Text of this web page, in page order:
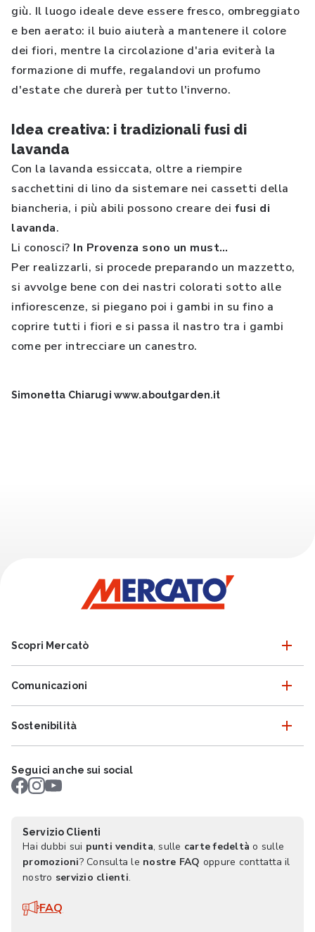
giù. Il luogo ideale deve essere fresco, ombreggiato
e ben aerato: il buio aiuterà a mantenere il colore
dei fiori, mentre la circolazione d'aria eviterà la
formazione di muffe, regalandovi un profumo
d'estate che durerà per tutto l'inverno.
Idea creativa: i tradizionali fusi di
lavanda
Con la lavanda essiccata, oltre a riempire
sacchettini di lino da sistemare nei cassetti della
biancheria, i più abili possono creare dei fusi di
lavanda.
Li conosci? In Provenza sono un must…
Per realizzarli, si procede preparando un mazzetto,
si avvolge bene con dei nastri colorati sotto alle
infiorescenze, si piegano poi i gambi in su fino a
coprire tutti i fiori e si passa il nastro tra i gambi
come per intrecciare un canestro.
Simonetta Chiarugi www.aboutgarden.it
Scopri Mercatò
Comunicazioni
Sostenibilità
Seguici anche sui social
Servizio Clienti
Hai dubbi sui punti vendita, sulle carte fedeltà o sulle
promozioni? Consulta le nostre FAQ oppure conttatta il
nostro servizio clienti.
FAQ